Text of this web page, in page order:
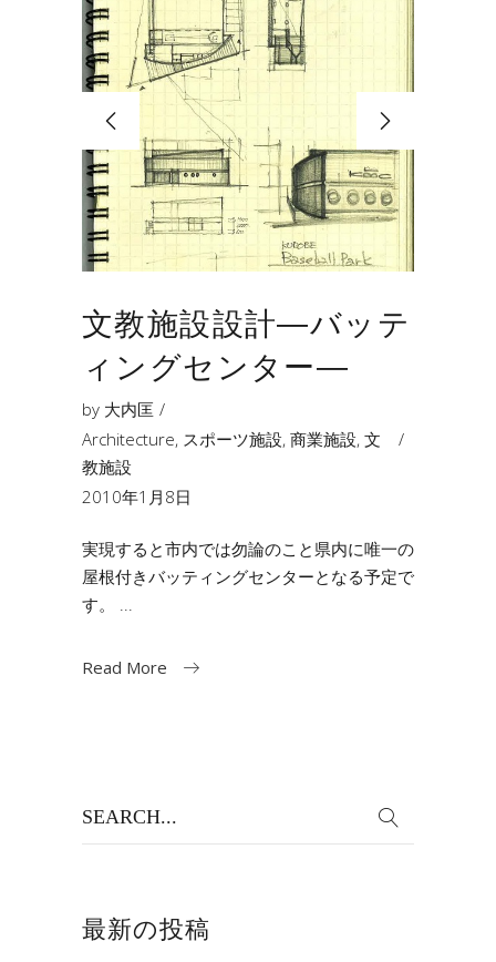
文教施設設計―バッテ
ィングセンター―
by 大内匡
Architecture, スポーツ施設, 商業施設, 文
教施設
2010年1月8日
実現すると市内では勿論のこと県内に唯一の
屋根付きバッティングセンターとなる予定で
す。
Read More
最新の投稿